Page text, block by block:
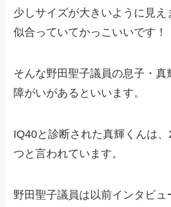
少しサイズが大きいように見え
似合っていてかっこいいです！
そんな野田聖子議員の息子・真
障がいがあるといいます。
IQ40と診断された真輝くんは
つと言われています。
野田聖子議員は以前インタビュ